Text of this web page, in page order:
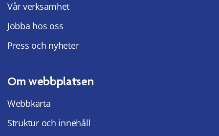
Vår verksamhet
Jobba hos oss
Press och nyheter
Om webbplatsen
Webbkarta
Struktur och innehåll